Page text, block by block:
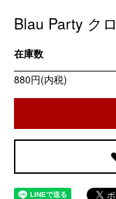
Blau Party ク
在庫数
880円(内税)